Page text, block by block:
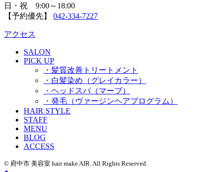
日・祝 9:00～18:00
【予約優先】 042-334-7227
アクセス
SALON
PICK UP
・髪質改善トリートメント
・白髪染め（グレイカラー）
・ヘッドスパ（マーブ）
・発毛（ヴァージンヘアプログラム）
HAIR STYLE
STAFF
MENU
BLOG
ACCESS
© 府中市 美容室 hair make AIR. All Rights Reserved.